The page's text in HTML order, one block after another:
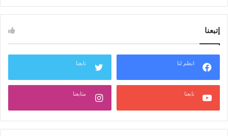
إتبعنا
انظم لنا تابعنا
تابعنا متابعنا